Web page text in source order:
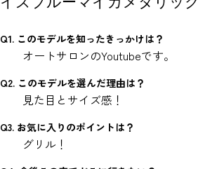
Q1. このモデルを知ったきっかけは？
オートサロンのYoutubeです。
Q2. このモデルを選んだ理由は？
見た目とサイズ感！
Q3. お気に入りのポイントは？
グリル！